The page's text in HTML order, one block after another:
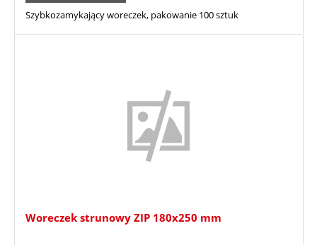
Szybkozamykający woreczek, pakowanie 100 sztuk
Woreczek strunowy ZIP 180x250 mm